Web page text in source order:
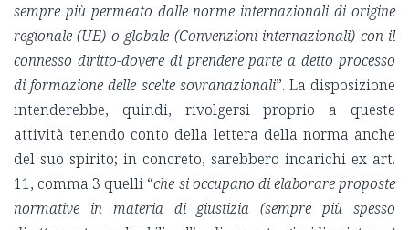
sempre più permeato dalle norme internazionali di origine
regionale (UE) o globale (Convenzioni internazionali) con il
connesso diritto-dovere di prendere parte a detto processo
di formazione delle scelte sovranazionali”. La disposizione
intenderebbe, quindi, rivolgersi proprio a queste
attività tenendo conto della lettera della norma anche
del suo spirito; in concreto, sarebbero incarichi ex art.
11, comma 3 quelli “che si occupano di elaborare proposte
normative in materia di giustizia (sempre più spesso